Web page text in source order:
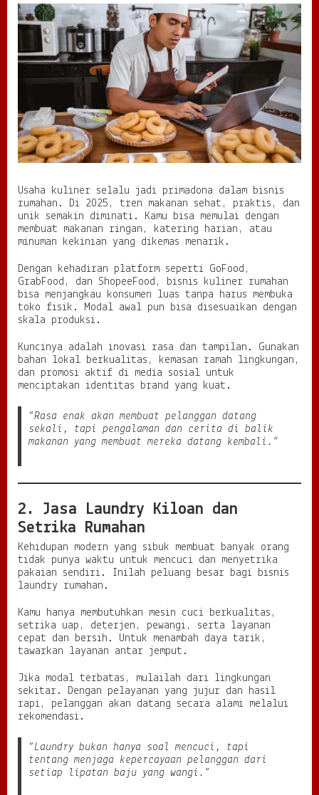
a
h
T
r
E
k
o
n
o
i
D
i
g
i
a
d
a
n
a
y
a
H
d
u
p
B
u
Usaha kuliner selalu jadi primadona dalam bisnis
rumahan. Di 2025, tren makanan sehat, praktis, dan
unik semakin diminati. Kamu bisa memulai dengan
membuat makanan ringan, katering harian, atau
minuman kekinian yang dikemas menarik.
Dengan kehadiran platform seperti GoFood,
GrabFood, dan ShopeeFood, bisnis kuliner rumahan
bisa menjangkau konsumen luas tanpa harus membuka
toko fisik. Modal awal pun bisa disesuaikan dengan
skala produksi.
Kuncinya adalah inovasi rasa dan tampilan. Gunakan
bahan lokal berkualitas, kemasan ramah lingkungan,
dan promosi aktif di media sosial untuk
menciptakan identitas brand yang kuat.
“Rasa enak akan membuat pelanggan datang
sekali, tapi pengalaman dan cerita di balik
makanan yang membuat mereka datang kembali.”
2. Jasa Laundry Kiloan dan
Setrika Rumahan
Kehidupan modern yang sibuk membuat banyak orang
tidak punya waktu untuk mencuci dan menyetrika
pakaian sendiri. Inilah peluang besar bagi bisnis
laundry rumahan.
Kamu hanya membutuhkan mesin cuci berkualitas,
setrika uap, deterjen, pewangi, serta layanan
cepat dan bersih. Untuk menambah daya tarik,
tawarkan layanan antar jemput.
Jika modal terbatas, mulailah dari lingkungan
sekitar. Dengan pelayanan yang jujur dan hasil
rapi, pelanggan akan datang secara alami melalui
rekomendasi.
“Laundry bukan hanya soal mencuci, tapi
tentang menjaga kepercayaan pelanggan dari
setiap lipatan baju yang wangi.”